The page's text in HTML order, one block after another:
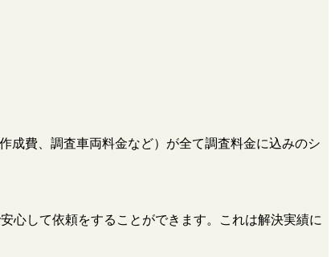
成費、調査車両料金など）が全て調査料金に込みのシ
心して依頼をすることができます。これは解決実績に